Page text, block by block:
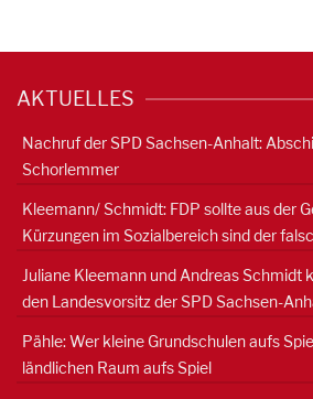
AKTUELLES
Nachruf der SPD Sachsen-Anhalt:
Schorlemmer
Kleemann/ Schmidt: FDP sollte aus der
Kürzungen im Sozialbereich sind der
Juliane Kleemann und Andreas Schmidt
den Landesvorsitz der SPD Sachsen-
Pähle: Wer kleine Grundschulen aufs
ländlichen Raum aufs Spiel